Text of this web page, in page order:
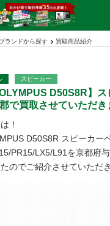
ランドから探す 買取商品紹介
スピーカー
D50S8R】
で買取させていただき
！
D50S8R スピーカー
PR15/LX5/L91を京都府
のでご紹介させていただ